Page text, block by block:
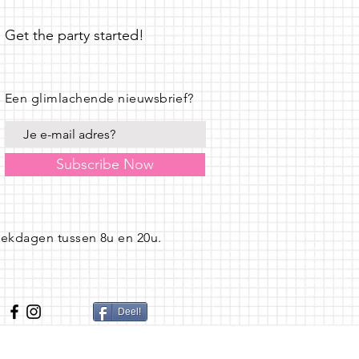
Get the party started!
tussen 8u en 20u.
Een glimlachende nieuwsbrief?
Subscribe Now
Deel!